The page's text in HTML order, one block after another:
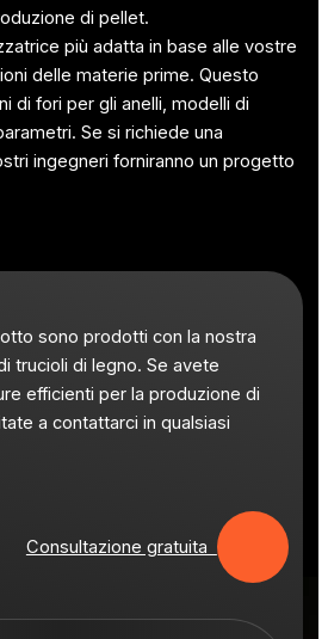
di pellet.
più adatta in base alle vostre
delle materie prime. Questo
di fori per gli anelli, modelli di
Se si richiede una
ingegneri forniranno un progetto
sono prodotti con la nostra
trucioli di legno. Se avete
efficienti per la produzione di
a contattarci in qualsiasi
Consultazione gratuita